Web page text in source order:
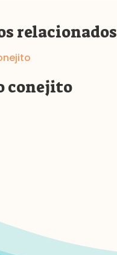
relacionados
conejito